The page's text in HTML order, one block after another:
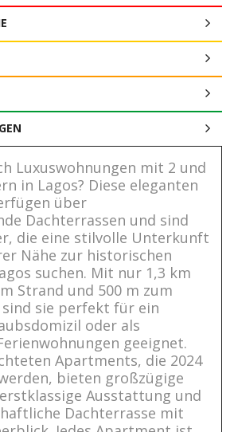
Luxuswohnungen mit 2 und
in Lagos? Diese eleganten
über
Dachterrassen und sind
die eine stilvolle Unterkunft
Nähe zur historischen
suchen. Mit nur 1,3 km
Strand und 500 m zum
sie perfekt für ein
oder als
geeignet.
Apartments, die 2024
bieten großzügige
Ausstattung und
Dachterrasse mit